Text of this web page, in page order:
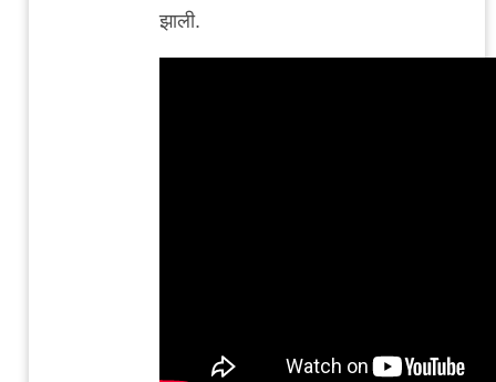
reply
to
झाली.